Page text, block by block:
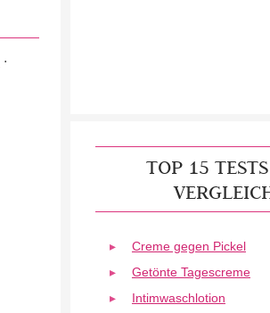
⋅
TOP 15
Creme gegen Pickel
Getönte Tagescreme
Intimwaschlotion